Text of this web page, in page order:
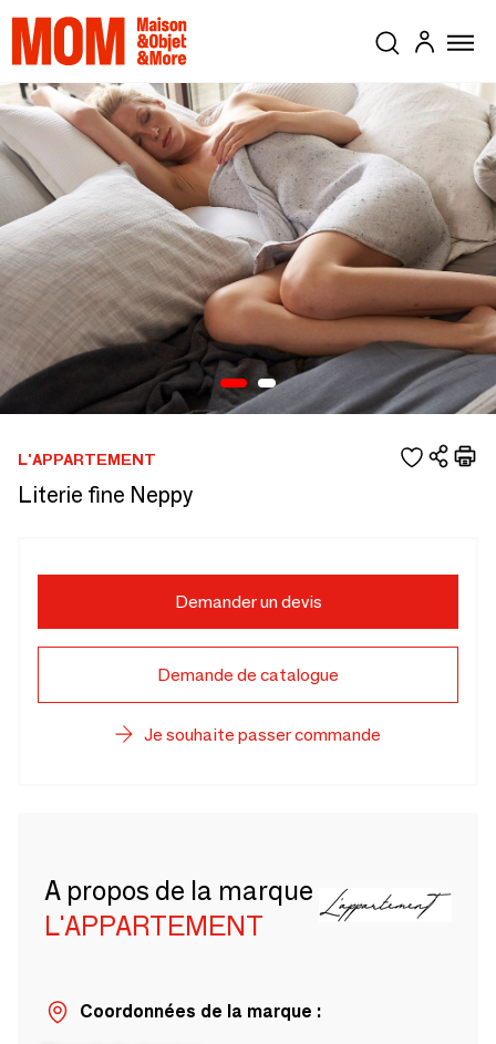
L'APPARTEMENT
Literie fine Neppy
Demander un devis
Demande de catalogue
Je souhaite passer commande
A propos de la marque
L'APPARTEMENT
Coordonnées de la marque :